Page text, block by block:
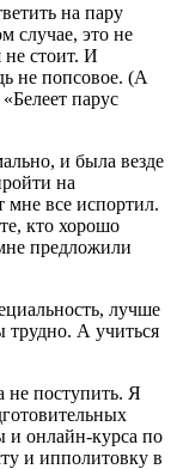
на пару
случае, это не
стоит. И
не попсовое. (А
парус
и была везде
на
мне все испортил.
кто хорошо
предложили
лучше
трудно. А учиться
не поступить. Я
и онлайн-курса по
и ипполитовку в